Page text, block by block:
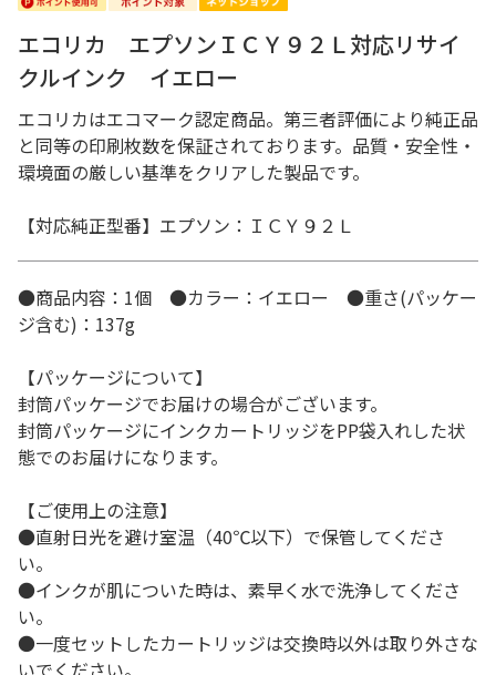
エコリカ エプソンＩＣＹ９２Ｌ対応リサイ
クルインク イエロー
エコリカはエコマーク認定商品。第三者評価により純正品
と同等の印刷枚数を保証されております。品質・安全性・
環境面の厳しい基準をクリアした製品です。
【対応純正型番】エプソン：ＩＣＹ９２Ｌ
●商品内容：1個 ●カラー：イエロー ●重さ(パッケー
ジ含む)：137g
【パッケージについて】
封筒パッケージでお届けの場合がございます。
封筒パッケージにインクカートリッジをPP袋入れした状
態でのお届けになります。
【ご使用上の注意】
●直射日光を避け室温（40℃以下）で保管してくださ
い。
●インクが肌についた時は、素早く水で洗浄してくださ
い。
●一度セットしたカートリッジは交換時以外は取り外さな
いでください。